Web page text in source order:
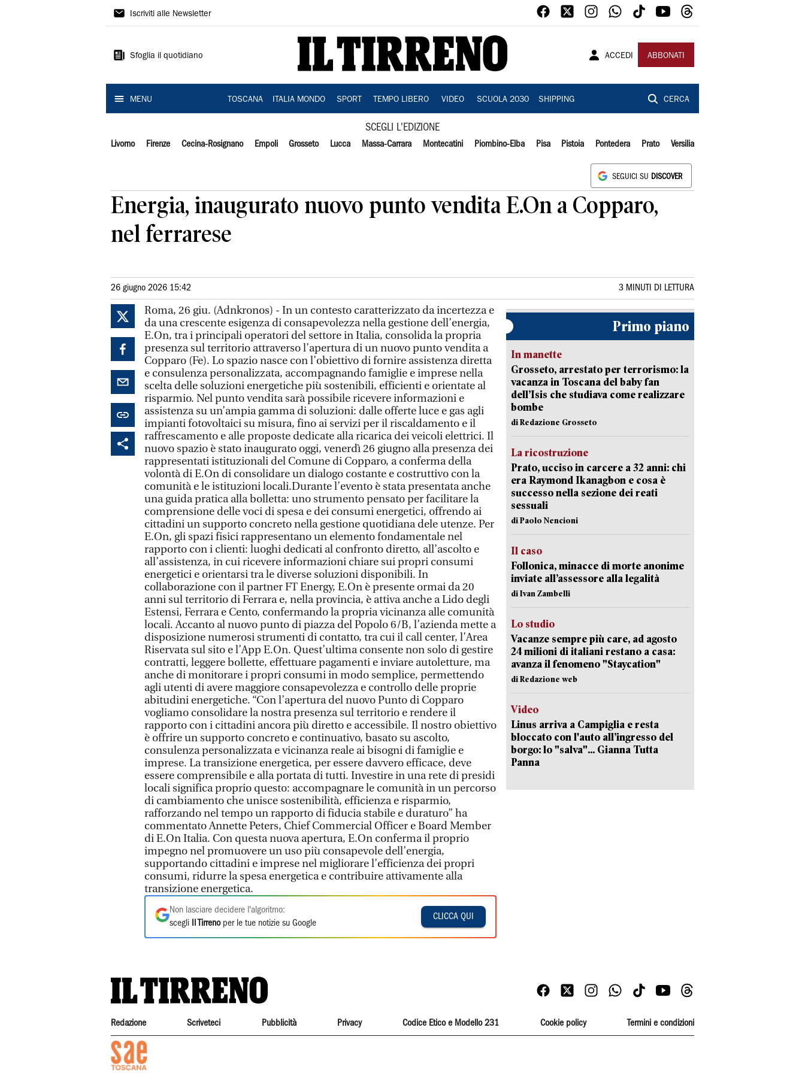
Il
Iscriviti alle Newsletter
Sfoglia il quotidiano ACCEDI ABBONATI
MENU TOSCANA ITALIA MONDO SPORT TEMPO LIBERO VIDEO SCUOLA 2030 SHIPPING CERCA
SCEGLI L'EDIZIONE
Livorno Firenze Cecina-Rosignano Empoli Grosseto Lucca Massa-Carrara Montecatini Piombino-Elba Pisa Pistoia Pontedera Prato Versilia
SEGUICI SU DISCOVER
Energia, inaugurato nuovo punto vendita E.On a Copparo,
nel ferrarese
26 giugno 2026 15:42 3 MINUTI DI LETTURA
Roma, 26 giu. (Adnkronos) - In un contesto caratterizzato da incertezza e
da una crescente esigenza di consapevolezza nella gestione dell’energia,
E.On, tra i principali operatori del settore in Italia, consolida la propria
presenza sul territorio attraverso l’apertura di un nuovo punto vendita a
Copparo (Fe). Lo spazio nasce con l’obiettivo di fornire assistenza diretta
e consulenza personalizzata, accompagnando famiglie e imprese nella
scelta delle soluzioni energetiche più sostenibili, efficienti e orientate al
risparmio. Nel punto vendita sarà possibile ricevere informazioni e
assistenza su un’ampia gamma di soluzioni: dalle offerte luce e gas agli
impianti fotovoltaici su misura, fino ai servizi per il riscaldamento e il
raffrescamento e alle proposte dedicate alla ricarica dei veicoli elettrici. Il
nuovo spazio è stato inaugurato oggi, venerdì 26 giugno alla presenza dei
rappresentati istituzionali del Comune di Copparo, a conferma della
volontà di E.On di consolidare un dialogo costante e costruttivo con la
comunità e le istituzioni locali.Durante l’evento è stata presentata anche
una guida pratica alla bolletta: uno strumento pensato per facilitare la
comprensione delle voci di spesa e dei consumi energetici, offrendo ai
cittadini un supporto concreto nella gestione quotidiana dele utenze. Per
E.On, gli spazi fisici rappresentano un elemento fondamentale nel
rapporto con i clienti: luoghi dedicati al confronto diretto, all’ascolto e
all’assistenza, in cui ricevere informazioni chiare sui propri consumi
energetici e orientarsi tra le diverse soluzioni disponibili. In
collaborazione con il partner FT Energy, E.On è presente ormai da 20
anni sul territorio di Ferrara e, nella provincia, è attiva anche a Lido degli
Estensi, Ferrara e Cento, confermando la propria vicinanza alle comunità
locali. Accanto al nuovo punto di piazza del Popolo 6/B, l’azienda mette a
disposizione numerosi strumenti di contatto, tra cui il call center, l’Area
Riservata sul sito e l’App E.On. Quest’ultima consente non solo di gestire
contratti, leggere bollette, effettuare pagamenti e inviare autoletture, ma
anche di monitorare i propri consumi in modo semplice, permettendo
agli utenti di avere maggiore consapevolezza e controllo delle proprie
abitudini energetiche. “Con l’apertura del nuovo Punto di Copparo
vogliamo consolidare la nostra presenza sul territorio e rendere il
rapporto con i cittadini ancora più diretto e accessibile. Il nostro obiettivo
è offrire un supporto concreto e continuativo, basato su ascolto,
consulenza personalizzata e vicinanza reale ai bisogni di famiglie e
imprese. La transizione energetica, per essere davvero efficace, deve
essere comprensibile e alla portata di tutti. Investire in una rete di presidi
locali significa proprio questo: accompagnare le comunità in un percorso
di cambiamento che unisce sostenibilità, efficienza e risparmio,
rafforzando nel tempo un rapporto di fiducia stabile e duraturo” ha
commentato Annette Peters, Chief Commercial Officer e Board Member
di E.On Italia. Con questa nuova apertura, E.On conferma il proprio
impegno nel promuovere un uso più consapevole dell’energia,
supportando cittadini e imprese nel migliorare l’efficienza dei propri
consumi, ridurre la spesa energetica e contribuire attivamente alla
transizione energetica.
Non lasciare decidere l'algoritmo:
scegli
Il Tirrenoper le tue notizie su Google
CLICCA QUI
Primo piano
In manette
Grosseto, arrestato per terrorismo: la
vacanza in Toscana del baby fan
dell’Isis che studiava come realizzare
bombe
di Redazione Grosseto
La ricostruzione
Prato, ucciso in carcere a 32 anni: chi
era Raymond Ikanagbon e cosa è
successo nella sezione dei reati
sessuali
di Paolo Nencioni
Il caso
Follonica, minacce di morte anonime
inviate all’assessore alla legalità
di Ivan Zambelli
Lo studio
Vacanze sempre più care, ad agosto
24 milioni di italiani restano a casa:
avanza il fenomeno "Staycation"
di Redazione web
Video
Linus arriva a Campiglia e resta
bloccato con l'auto all’ingresso del
borgo: lo "salva"... Gianna Tutta
Panna
Redazione Scriveteci Pubblicità Privacy Codice Etico e Modello 231 Cookie policy Termini e condizioni